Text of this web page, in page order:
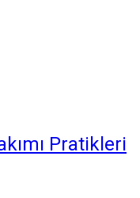
Pratikleri